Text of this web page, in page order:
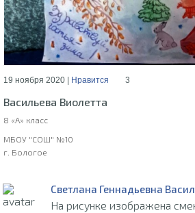
19 ноября 2020 | Нравится 3
Васильева Виолетта
8 «А» класс
МБОУ "СОШ" №10
г. Бологое
Светлана Геннадьевна
На рисунке изображена